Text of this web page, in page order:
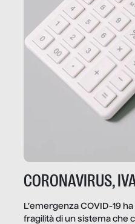
CORONAVIRUS,
L’emergenza COVID-19
fragilità di un sistema che